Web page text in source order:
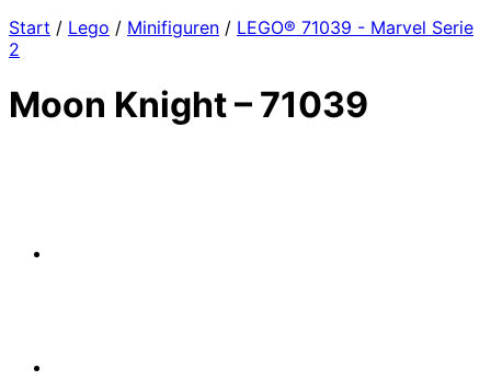
Start / Lego / Minifiguren / LEGO® 71039 - Marvel Serie
2
Moon Knight – 71039